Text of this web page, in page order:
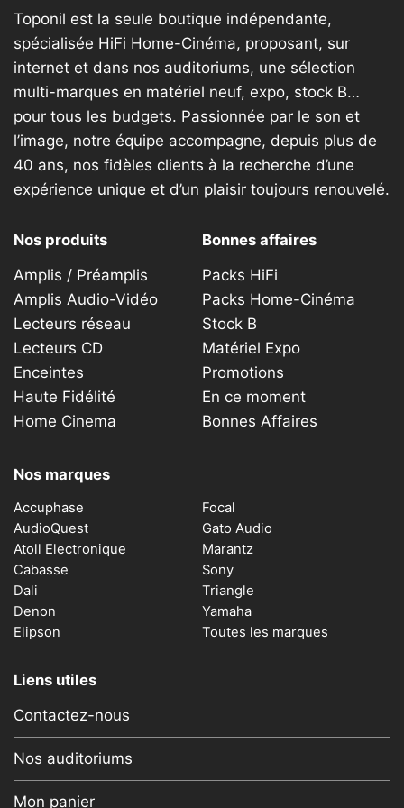
Toponil est la seule boutique indépendante,
spécialisée HiFi Home-Cinéma, proposant, sur
internet et dans nos auditoriums, une sélection
multi-marques en matériel neuf, expo, stock B…
pour tous les budgets. Passionnée par le son et
l’image, notre équipe accompagne, depuis plus de
40 ans, nos fidèles clients à la recherche d’une
expérience unique et d’un plaisir toujours renouvelé.
Nos produits
Amplis / Préamplis
Amplis Audio-Vidéo
Lecteurs réseau
Lecteurs CD
Enceintes
Haute Fidélité
Home Cinema
Bonnes affaires
Packs HiFi
Packs Home-Cinéma
Stock B
Matériel Expo
Promotions
En ce moment
Bonnes Affaires
Nos marques
Accuphase
AudioQuest
Atoll Electronique
Cabasse
Dali
Denon
Elipson
Focal
Gato Audio
Marantz
Sony
Triangle
Yamaha
Toutes les marques
Liens utiles
Contactez-nous
Nos auditoriums
Mon panier